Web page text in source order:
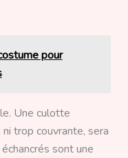
pour
Une culotte
trop couvrante, sera
sont une